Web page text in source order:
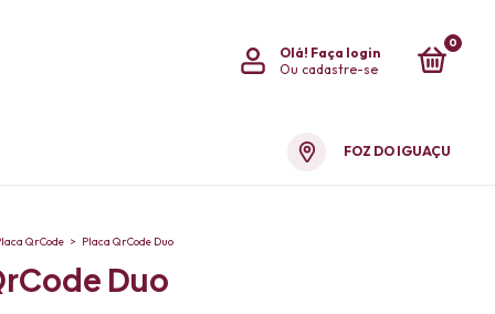
Olá! Faça login
Ou cadastre-se
0
FOZ DO IGUAÇU
QrCode > Placa QrCode Duo
Duo